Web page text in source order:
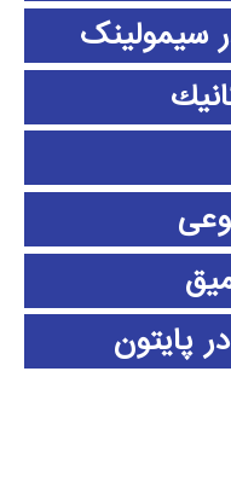
سیمولینک
پایتون